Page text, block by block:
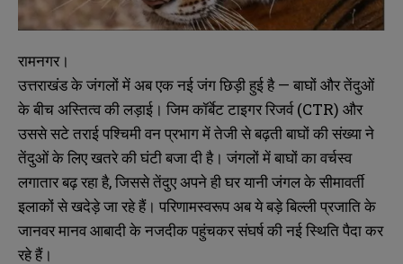
रामनगर।
उत्तराखंड के जंगलों में अब एक नई जंग छिड़ी हुई है — बाघों और तेंदुओं
के बीच अस्तित्व की लड़ाई। जिम कॉर्बेट टाइगर रिजर्व (CTR) और
उससे सटे तराई पश्चिमी वन प्रभाग में तेजी से बढ़ती बाघों की संख्या ने
तेंदुओं के लिए खतरे की घंटी बजा दी है। जंगलों में बाघों का वर्चस्व
लगातार बढ़ रहा है, जिससे तेंदुए अपने ही घर यानी जंगल के सीमावर्ती
इलाकों से खदेड़े जा रहे हैं। परिणामस्वरूप अब ये बड़े बिल्ली प्रजाति के
जानवर मानव आबादी के नजदीक पहुंचकर संघर्ष की नई स्थिति पैदा कर
रहे हैं।